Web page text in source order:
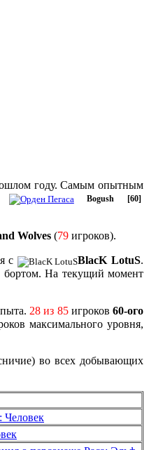
году. Самым опытным
Bogush [60]
Wolves (79 игроков).
с BlacK LotuS.
бортом. На текущий момент
28 из 85игроков60-ого
максимального уровня,
во всех добывающих